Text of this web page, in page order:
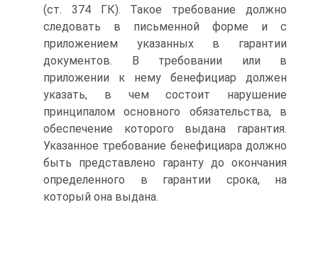
(ст. 374 ГК). Такое требование должно
следовать в письменной форме и с
приложением указанных в гарантии
докумен­тов. В требовании или в
приложении к нему бенефициар должен
указать, в чем состоит нарушение
принципалом основного обязательства, в
обеспечение кото­рого выдана гарантия.
Указанное требование бенефициара должно
быть пред­ставлено гаранту до окончания
определенного в гарантии срока, на
который она выдана.